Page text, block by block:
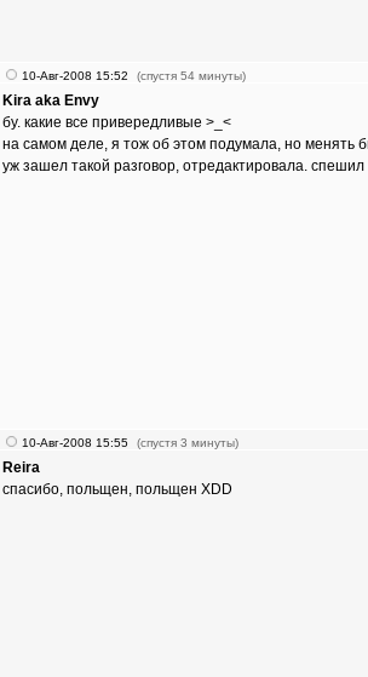
10-Авг-2008 15:52 (спустя 54 минуты)
Kira aka Envy
бу. какие все привередливые >_<
на самом деле, я тож об этом подумала, но менять
уж зашел такой разговор, отредактировала.
10-Авг-2008 15:55 (спустя 3 минуты)
Reira
спасибо, польщен, польщен XDD